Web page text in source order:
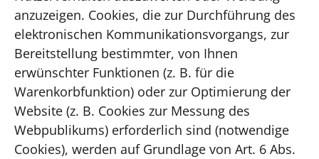
anzuzeigen. Cookies, die zur Durchführung des
elektronischen Kommunikationsvorgangs, zur
Bereitstellung bestimmter, von Ihnen
erwünschter Funktionen (z. B. für die
Warenkorbfunktion) oder zur Optimierung der
Website (z. B. Cookies zur Messung des
Webpublikums) erforderlich sind (notwendige
Cookies), werden auf Grundlage von Art. 6 Abs.